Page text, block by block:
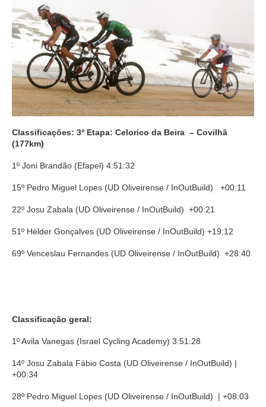
Classificações: 3ª Etapa: Celorico da Beira – Covilhã
(177km)
1º Joni Brandão (Efapel) 4:51:32
15º Pedro Miguel Lopes (UD Oliveirense / InOutBuild) +00:11
22º Josu Zabala (UD Oliveirense / InOutBuild) +00:21
51º Hélder Gonçalves (UD Oliveirense / InOutBuild) +19:12
69º Venceslau Fernandes (UD Oliveirense / InOutBuild) +28:40
Classificação geral:
1º Avila Vanegas (Israel Cycling Academy) 3:51:28
14º Josu Zabala Fábio Costa (UD Oliveirense / InOutBuild) |
+00:34
28º Pedro Miguel Lopes (UD Oliveirense / InOutBuild) | +08:03